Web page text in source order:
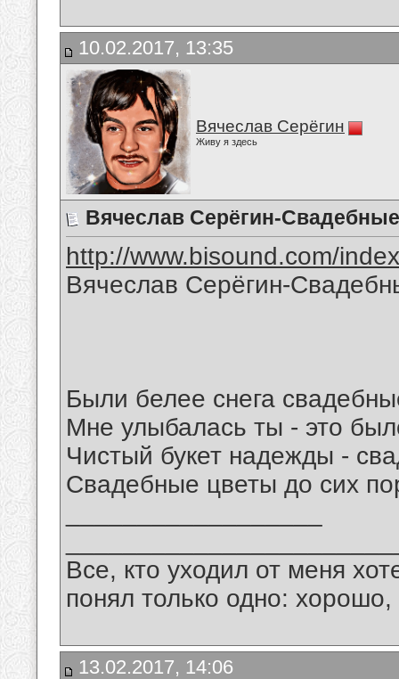
10.02.2017, 13:35
Вячеслав Серёгин
Живу я здесь
Вячеслав Серёгин-
http://www.bisound.com/
Вячеслав Серёгин-
Были белее снега
Мне улыбалась ты - это
Чистый букет надежды -
Свадебные цветы до сих
Все, кто уходил от меня
понял только одно:
13.02.2017, 14:06